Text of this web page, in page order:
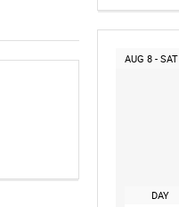
AUG 8 - SAT
DAY